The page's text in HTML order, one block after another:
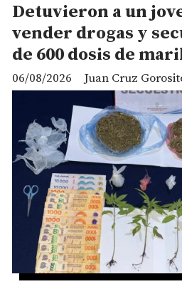
Detuvieron a un
vender drogas y
de 600 dosis de
Juan Cruz
06/08/2026